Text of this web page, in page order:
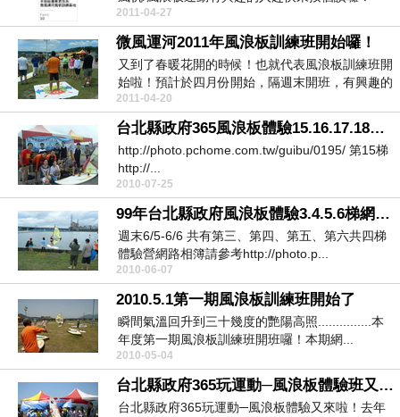
http:/...
2011-04-27
微風運河2011年風浪板訓練班開始囉！
又到了春暖花開的時候！也就代表風浪板訓練班開
始啦！預計於四月份開始，隔週末開班，有興趣的
朋友們，不要...
2011-04-20
台北縣政府365風浪板體驗15.16.17.18梯網路相簿
http://photo.pchome.com.tw/guibu/0195/ 第15梯
http://...
2010-07-25
99年台北縣政府風浪板體驗3.4.5.6梯網路相簿
週末6/5-6/6 共有第三、第四、第五、第六共四梯
體驗營網路相簿請參考http://photo.p...
2010-06-07
2010.5.1第一期風浪板訓練班開始了
瞬間氣溫回升到三十幾度的艷陽高照...............本
年度第一期風浪板訓練班開班囉！本期網...
2010-05-04
台北縣政府365玩運動─風浪板體驗班又來啦！
台北縣政府365玩運動─風浪板體驗又來啦！去年